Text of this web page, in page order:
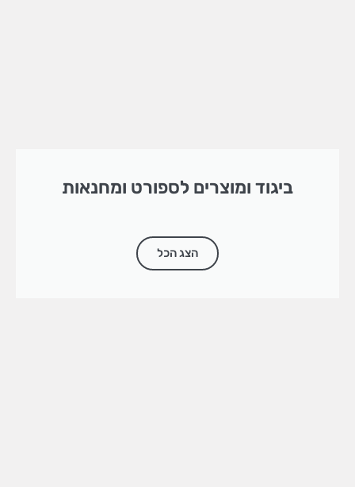
ביגוד ומוצרים לספורט ומחנאות
הצג הכל